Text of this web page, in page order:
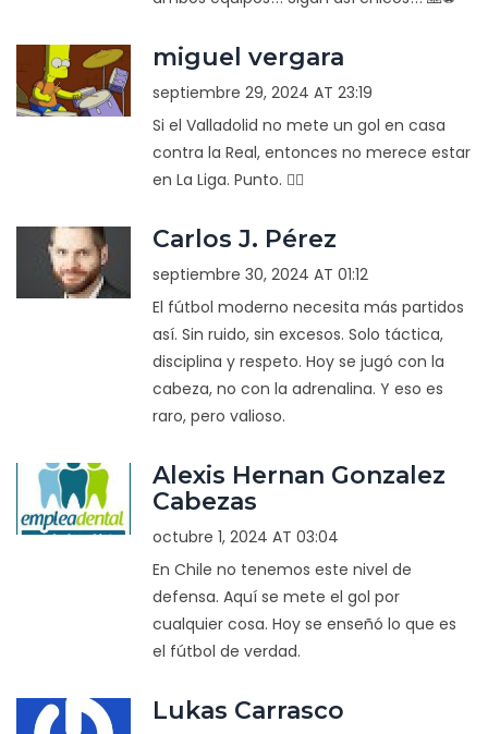
miguel vergara
septiembre 29, 2024 AT 23:19
Si el Valladolid no mete un gol en casa
contra la Real, entonces no merece estar
en La Liga. Punto. 🤷‍♂️
Carlos J. Pérez
septiembre 30, 2024 AT 01:12
El fútbol moderno necesita más partidos
así. Sin ruido, sin excesos. Solo táctica,
disciplina y respeto. Hoy se jugó con la
cabeza, no con la adrenalina. Y eso es
raro, pero valioso.
Alexis Hernan Gonzalez
Cabezas
octubre 1, 2024 AT 03:04
En Chile no tenemos este nivel de
defensa. Aquí se mete el gol por
cualquier cosa. Hoy se enseñó lo que es
el fútbol de verdad.
Lukas Carrasco